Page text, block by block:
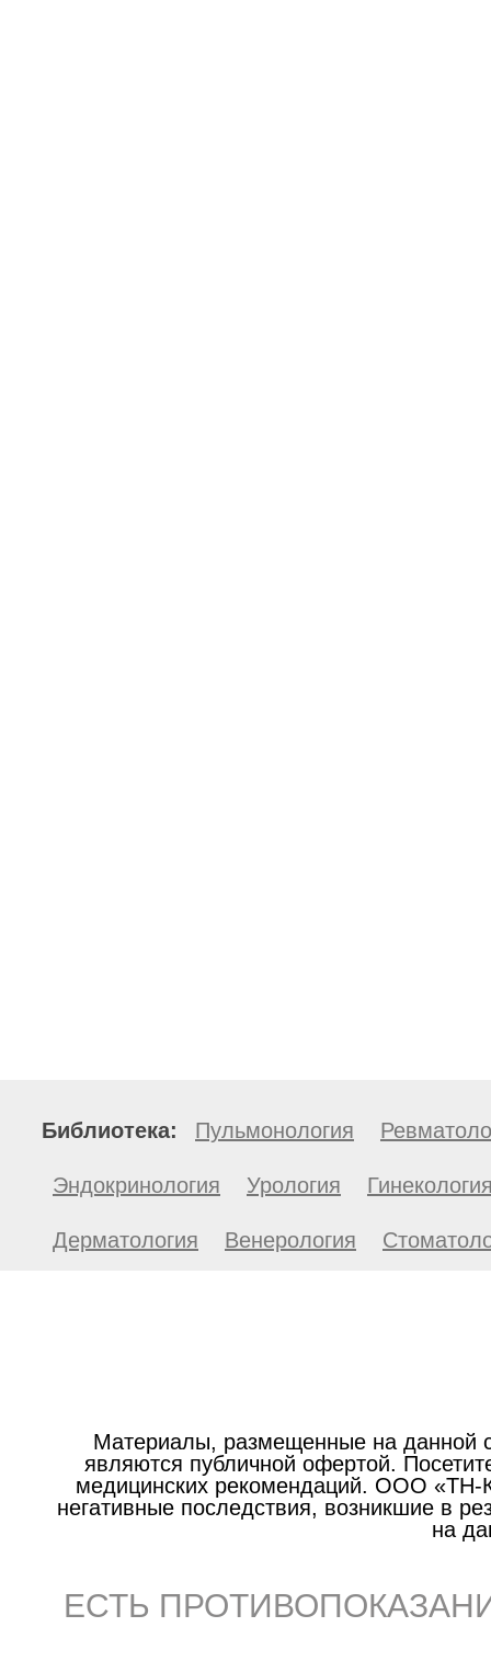
Библиотека: Пульмонология
Эндокринология Урология
Дерматология Венерология
Материалы, размещенные на данной
являются публичной офертой.
медицинских рекомендаций. ООО «ТН-
негативные последствия, возникшие в
на
ЕСТЬ